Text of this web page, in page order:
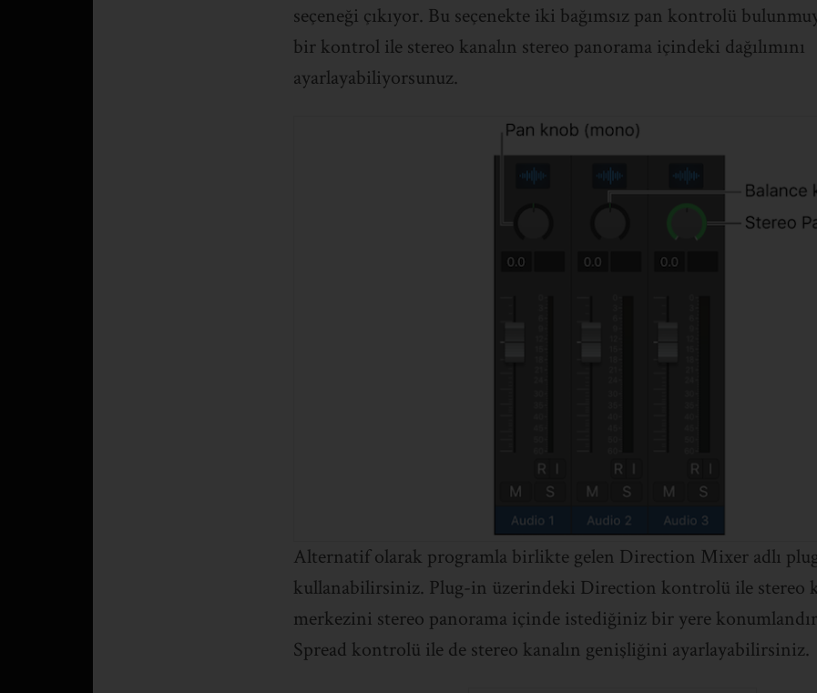
seçeneği çıkıyor. Bu seçenekte iki bağımsız pan kontrolü
bir kontrol ile stereo kanalın stereo panorama içindeki dağılımını
ayarlayabiliyorsunuz.
Alternatif olarak programla birlikte gelen Direction Mixer adlı
kullanabilirsiniz. Plug-in üzerindeki Direction kontrolü ile stereo
merkezini stereo panorama içinde istediğiniz bir yere
Spread kontrolü ile de stereo kanalın genişliğini ayarlayabilirsiniz.